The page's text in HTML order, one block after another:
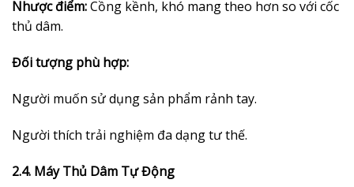
Nhược điểm:Cồng kềnh, khó mang theo hơn so với cốc
thủ dâm.
Đối tượng phù hợp:
Người muốn sử dụng sản phẩm rảnh tay.
Người thích trải nghiệm đa dạng tư thế.
2.4. Máy Thủ Dâm Tự Động